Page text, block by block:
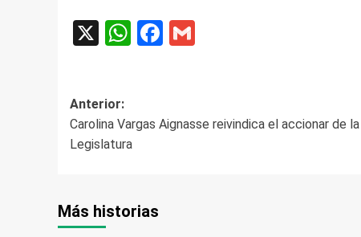
X WhatsApp
Facebook
Navegación
de
entradas
Anterior:
Carolina Vargas Aignasse reivindica el accionar de la
Legislatura
Más historias